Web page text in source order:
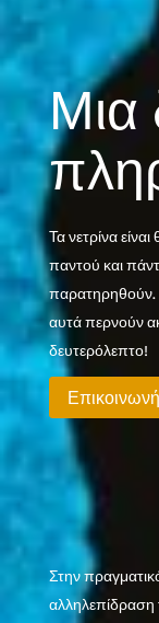
Μια
Τα νετρίνα
παντού και
παρατηρηθούν.
αυτά περνούν
δευτερόλεπτο!
Στην
αλληλεπίδραση